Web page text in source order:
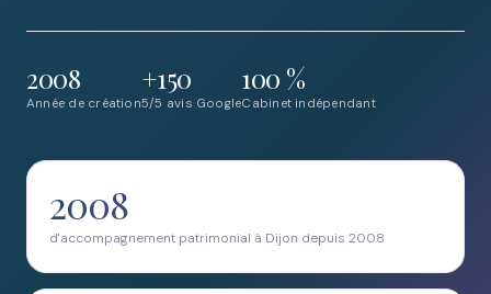
2008
Année de création
+150
5/5 avis Google
100 %
Cabinet indépendant
2008
d'accompagnement patrimonial à Dijon depuis 2008